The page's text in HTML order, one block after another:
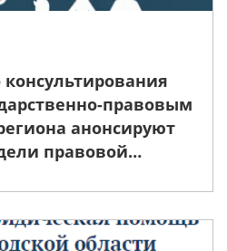
правовым
анонсируют
правовой